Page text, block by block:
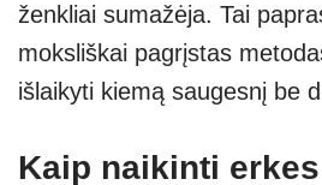
ženkliai sumažėja. Tai
moksliškai pagrįstas
išlaikyti kiemą saugesnį be
Kaip naikinti